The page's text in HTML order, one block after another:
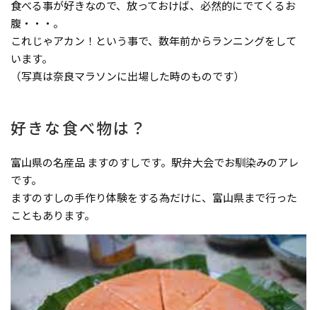
食べる事が好きなので、放っておけば、必然的にでてくるお
腹・・・。
これじゃアカン！という事で、数年前からランニングをして
います。
（写真は奈良マラソンに出場した時のものです）
好きな食べ物は？
富山県の名産品 ますのすしです。駅弁大会でお馴染みのアレ
です。
ますのすしの手作り体験をする為だけに、富山県まで行った
こともあります。